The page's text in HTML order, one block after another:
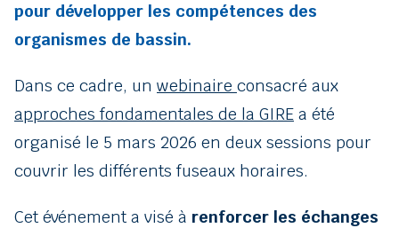
pour développer les compétences des
organismes de bassin.
Dans ce cadre, un webinaire consacré aux
approches fondamentales de la GIRE a été
organisé le 5 mars 2026 en deux sessions pour
couvrir les différents fuseaux horaires.
Cet événement a visé à renforcer les échanges